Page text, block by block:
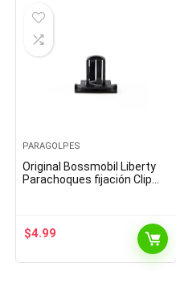
PARAGOLPES
Original Bossmobil Liberty
Parachoques fijación Clip
$4.99